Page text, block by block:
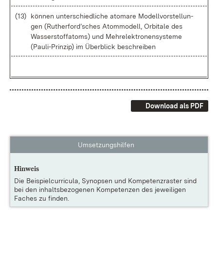
(13)
kön­nen un­ter­schied­li­che ato­ma­re Mo­dell­vor­stel­lun­
gen (Ru­t­her­for­d’sches Atom­mo­dell, Or­bi­ta­le des
Was­ser­stoff­atoms) und Meh­r­elek­tro­nen­sys­te­me
(Pau­li-Prin­zip) im Über­blick be­schrei­ben
Download als PDF
Umsetzungshilfen
Hinweis
Die Beispielcurricula, Synopsen und Kompetenzraster sind
bei den inhaltsbezogenen Kompetenzen des jeweiligen
Faches zu finden.